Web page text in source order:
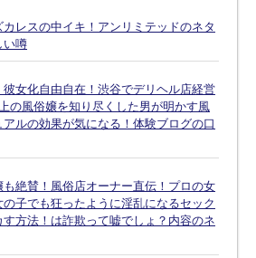
レスの中イキ！アンリミテッドのネタ
い噂
彼女化自由自在！渋谷でデリヘル店経営
の風俗嬢を知り尽くした男が明かす風
ルの効果が気になる！体験ブログの口
も絶賛！風俗店オーナー直伝！プロの女
子でも狂ったように淫乱になるセック
す方法！は詐欺って嘘でしょ？内容のネ